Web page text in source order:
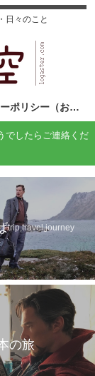
日々のこと
プライバシーポリシー（お問い合わせ）
でしたらご連絡くだ
trip,travel,journey
の旅